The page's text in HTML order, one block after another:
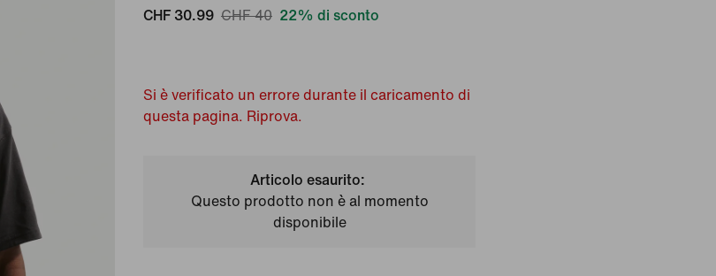
CHF 30.99 CHF 40 22% di sconto
Si è verificato un errore durante il caricamento di
questa pagina. Riprova.
Articolo esaurito:
Questo prodotto non è al momento
disponibile